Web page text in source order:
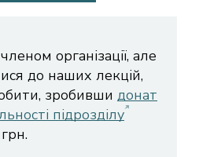
організації, але
до наших лекцій,
зробивши донат
підрозділу